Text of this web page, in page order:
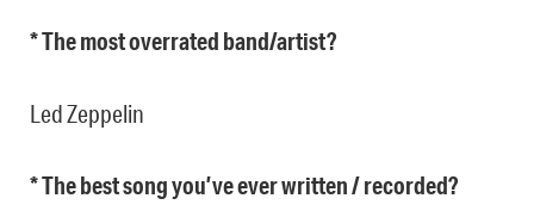
* The most overrated band/artist?
Led Zeppelin
* The best song you’ve ever written / recorded?